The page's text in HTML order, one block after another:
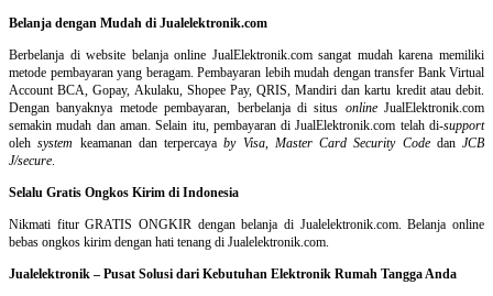
Belanja dengan Mudah di Jualelektronik.com
Berbelanja diwebsite belanja online JualElektronik.com sangat mudah karena memiliki
metode pembayaran yang beragam. Pembayaran lebih mudah dengan transfer Bank Virtual
Account BCA, Gopay, Akulaku, Shopee Pay, QRIS, Mandiri dan kartu kredit atau debit.
Dengan banyaknya metode pembayaran, berbelanja di situs onlineJualElektronik.com
semakin mudah dan aman. Selain itu, pembayaran di JualElektronik.com telah di-support
olehsystem keamanan dan terpercayaby Visa, Master Card Security Codedan JCB
J/secure.
Selalu Gratis Ongkos Kirim di Indonesia
Nikmati fitur GRATIS ONGKIR dengan belanja di Jualelektronik.com. Belanja online
bebas ongkos kirim dengan hati tenang di Jualelektronik.com.
Jualelektronik – Pusat Solusi dari Kebutuhan Elektronik Rumah Tangga Anda